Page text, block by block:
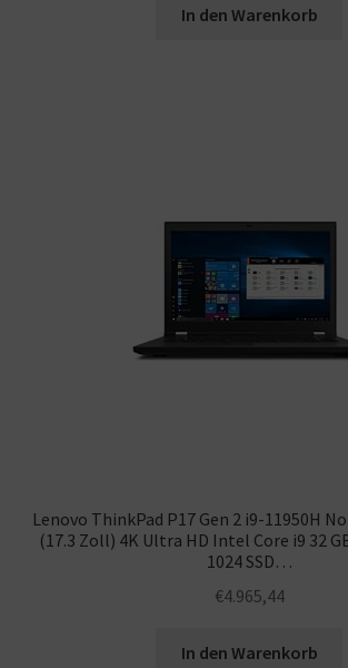
In den Warenkorb
Lenovo ThinkPad P17 Gen 2 i9-11950H
(17.3 Zoll) 4K Ultra HD Intel Core i9 32
1024 SSD…
€4.965,44
In den Warenkorb